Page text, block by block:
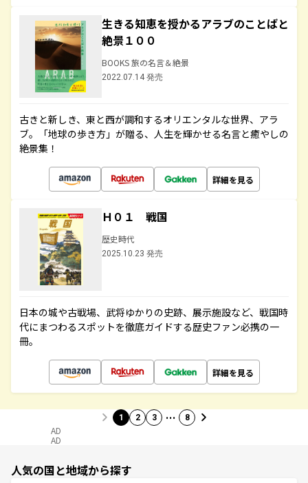
生きる知恵を授かるアラブのことばと
絶景１００
BOOKS 旅の名言＆絶景
2022.07.14 発売
古きと新しき、東と西が調和するオリエンタルな世界、アラ
ブ。「地球の歩き方」が贈る、人生を輝かせる名言と癒やしの
絶景集！
詳細を見る
Ｈ０１ 戦国
歴史時代
2025.10.23 発売
日本の城や古戦場、武将ゆかりの史跡、展示施設など、戦国時
代にまつわるスポットを徹底ガイドする歴史ファン必携の一
冊。
詳細を見る
1 2 3 … 8
AD
AD
人気の国と地域から探す